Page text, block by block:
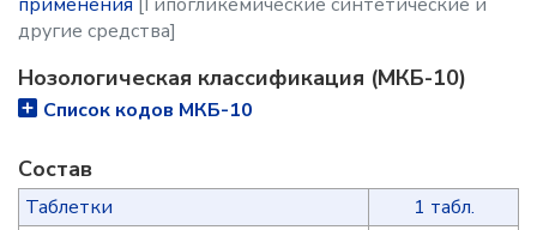
другие средства]
Нозологическая классификация (МКБ-10)
Список кодов МКБ-10
Состав
Таблетки
1 табл.